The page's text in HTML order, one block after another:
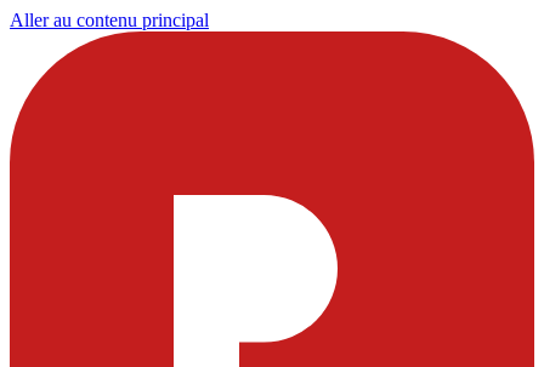
Aller au contenu principal